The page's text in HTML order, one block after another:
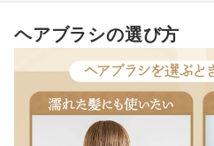
Masters Organics スリーク ク
は、インバス・アウトバス両
ラシです。長さ・太さ・硬さ
し、毛穴汚れにアプ…
売れ筋の人気高級ヘアブラシ全6商品
高級ヘアブラシの売れ筋ランキングも
ヘアブラシの選び方